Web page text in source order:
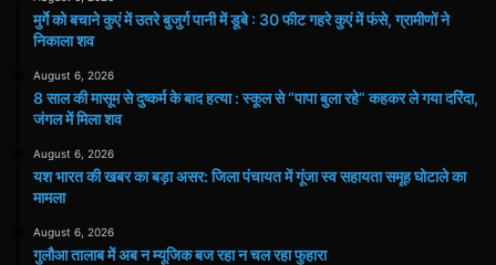
मुर्गे को बचाने कुएं में उतरे बुजुर्ग पानी में डूबे : 30 फीट गहरे कुएं में फंसे, ग्रामीणों ने
निकाला शव
August 6, 2026
8 साल की मासूम से दुष्कर्म के बाद हत्या : स्कूल से “पापा बुला रहे” कहकर ले गया दरिंदा,
जंगल में मिला शव
August 6, 2026
यश भारत की खबर का बड़ा असर: जिला पंचायत में गूंजा स्व सहायता समूह घोटाले का
मामला
August 6, 2026
गुलौआ तालाब में अब न म्यूजिक बज रहा न चल रहा फुहारा